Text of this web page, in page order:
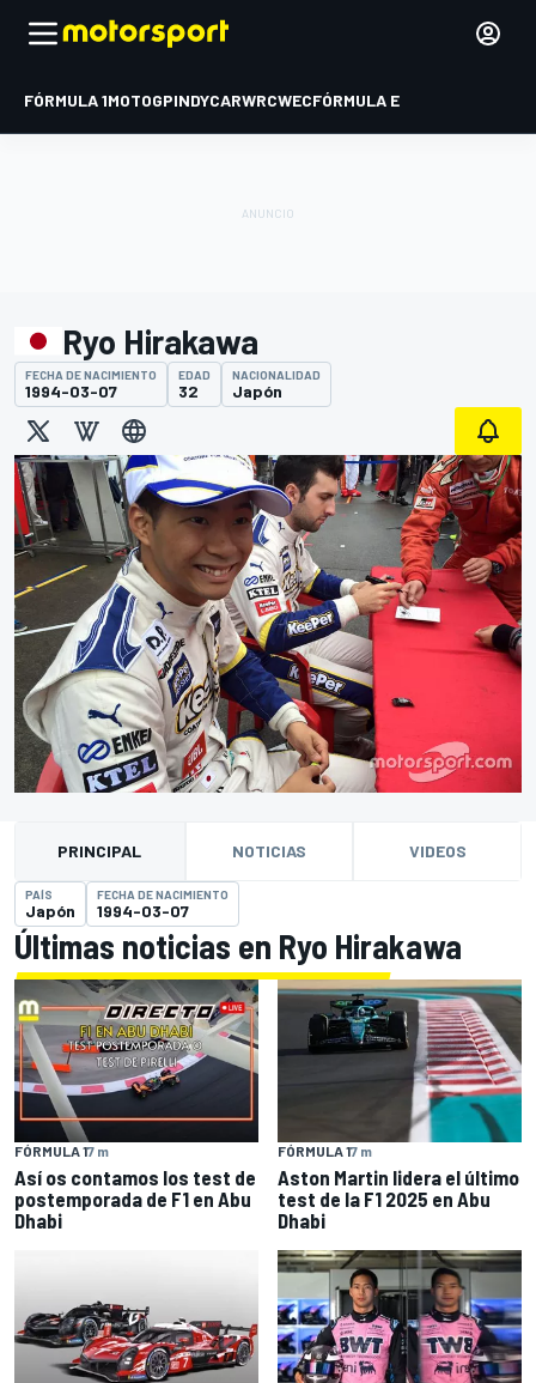
FÓRMULA 1MOTOGPINDYCARWRCWECFÓRMULA E
Ryo Hirakawa
FECHA DE NACIMIENTO
1994-03-07
EDAD
32
NACIONALIDAD
Japón
PRINCIPAL NOTICIAS VIDEOS
PAÍS
Japón
FECHA DE NACIMIENTO
1994-03-07
Últimas noticias en Ryo Hirakawa
FÓRMULA 17 m
Así os contamos los test de
postemporada de F1 en Abu
Dhabi
FÓRMULA 17 m
Aston Martin lidera el último
test de la F1 2025 en Abu
Dhabi